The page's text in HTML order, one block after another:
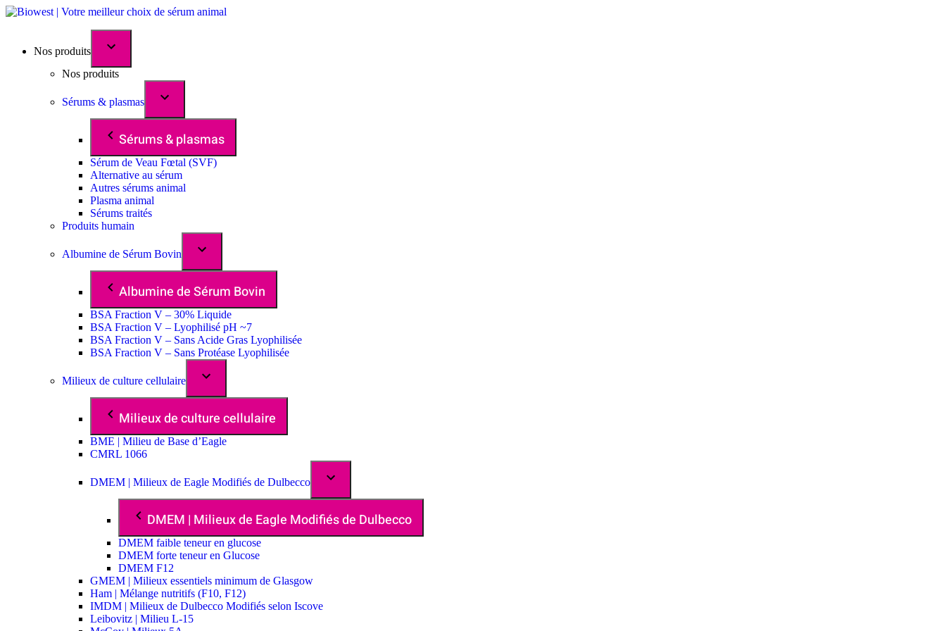
Nos produits
Nos produits
Sérums & plasmas
Sérums & plasmas
Sérum de Veau Fœtal (SVF)
Alternative au sérum
Autres sérums animal
Plasma animal
Sérums traités
Produits humain
Albumine de Sérum Bovin
Albumine de Sérum Bovin
BSA Fraction V – 30% Liquide
BSA Fraction V – Lyophilisé pH ~7
BSA Fraction V – Sans Acide Gras Lyophilisée
BSA Fraction V – Sans Protéase Lyophilisée
Milieux de culture cellulaire
Milieux de culture cellulaire
BME | Milieu de Base d’Eagle
CMRL 1066
DMEM | Milieux de Eagle Modifiés de Dulbecco
DMEM | Milieux de Eagle Modifiés de Dulbecco
DMEM faible teneur en glucose
DMEM forte teneur en Glucose
DMEM F12
GMEM | Milieux essentiels minimum de Glasgow
Ham | Mélange nutritifs (F10, F12)
IMDM | Milieux de Dulbecco Modifiés selon Iscove
Leibovitz | Milieu L-15